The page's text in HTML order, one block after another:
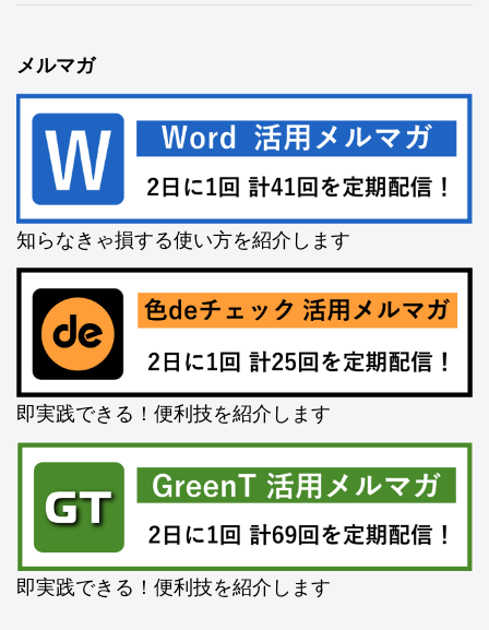
メルマガ
知らなきゃ損する使い方を紹介します
即実践できる！便利技を紹介します
即実践できる！便利技を紹介します